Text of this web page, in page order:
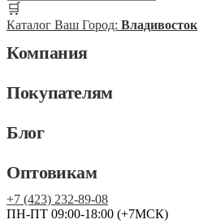
🛒
Каталог Ваш Город: Владивосток
Компания
Покупателям
Блог
Оптовикам
+7 (423) 232-89-08
ПН-ПТ 09:00-18:00 (+7МСК)